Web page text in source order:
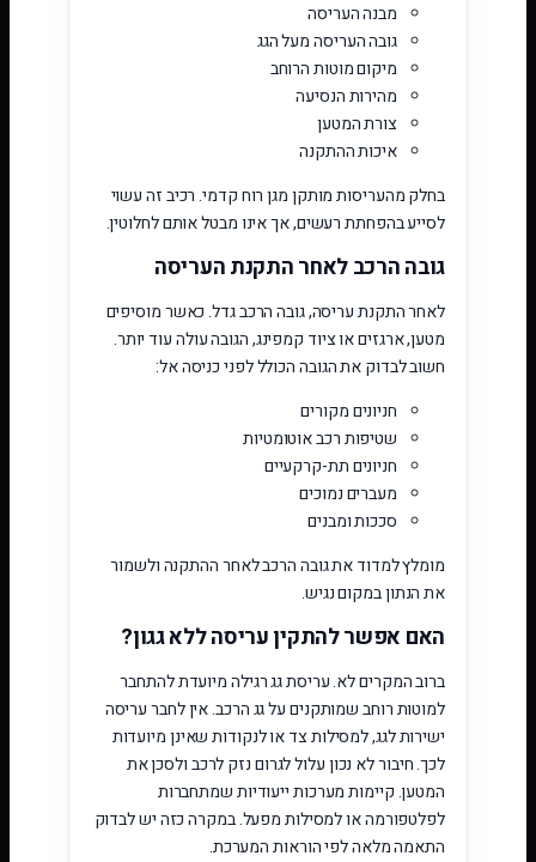
מבנה העריסה
גובה העריסה מעל הגג
מיקום מוטות הרוחב
מהירות הנסיעה
צורת המטען
איכות ההתקנה
בחלק מהעריסות מותקן מגן רוח קדמי. רכיב זה עשוי
לסייע בהפחתת רעשים, אך אינו מבטל אותם לחלוטין.
גובה הרכב לאחר התקנת העריסה
לאחר התקנת עריסה, גובה הרכב גדל. כאשר מוסיפים
מטען, ארגזים או ציוד קמפינג, הגובה עולה עוד יותר.
חשוב לבדוק את הגובה הכולל לפני כניסה אל:
חניונים מקורים
שטיפות רכב אוטומטיות
חניונים תת-קרקעיים
מעברים נמוכים
סככות ומבנים
מומלץ למדוד את גובה הרכב לאחר ההתקנה ולשמור
את הנתון במקום נגיש.
האם אפשר להתקין עריסה ללא גגון?
ברוב המקרים לא. עריסת גג רגילה מיועדת להתחבר
למוטות רוחב שמותקנים על גג הרכב. אין לחבר עריסה
ישירות לגג, למסילות צד או לנקודות שאינן מיועדות
לכך. חיבור לא נכון עלול לגרום נזק לרכב ולסכן את
המטען. קיימות מערכות ייעודיות שמתחברות
לפלטפורמה או למסילות מפעל. במקרה כזה יש לבדוק
התאמה מלאה לפי הוראות המערכת.